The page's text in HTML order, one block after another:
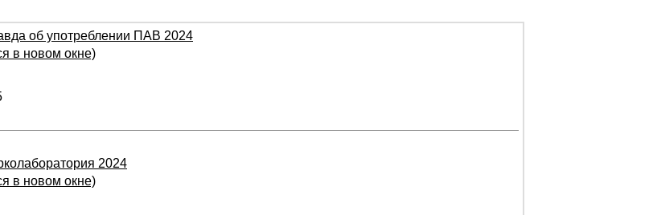
об употреблении ПАВ 2024
в новом окне)
2024
в новом окне)